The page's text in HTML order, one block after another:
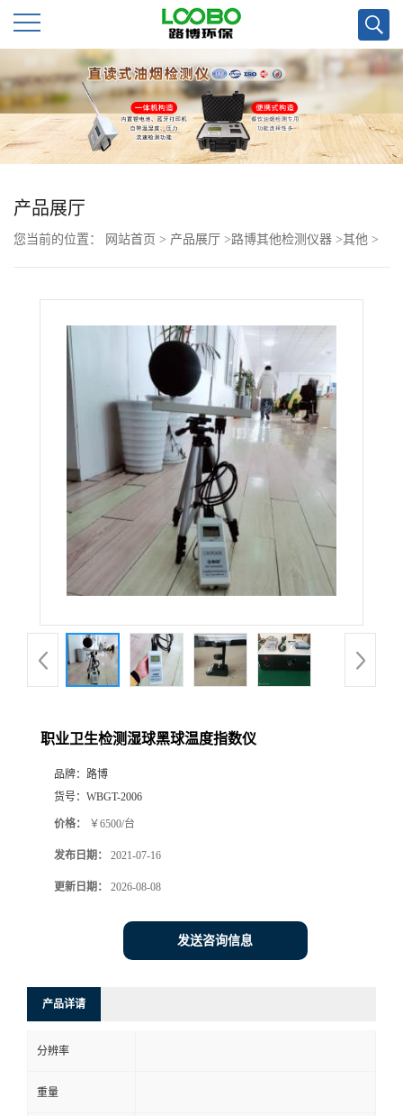
公
司
首
页
公
品
厅
系
产品展厅
您当前的位置： 网站首页 > 产品展厅 >路博其他检测仪器 >其他 >
职业卫生检测湿球黑球温度指数仪
品牌： 路博
货号： WBGT-2006
价格： ￥6500/台
发布日期： 2021-07-16
更新日期： 2026-08-08
发送咨询信息
产品详请
分辨率
重量